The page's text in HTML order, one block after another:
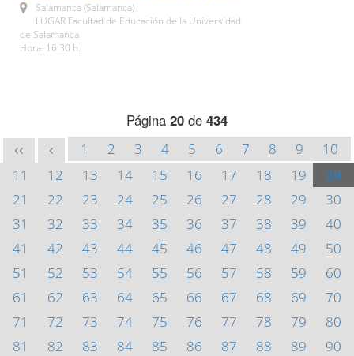
Salamanca (Salamanca)
LUGAR Facultad de Educación de la Universidad
de Salamanca
Hora: 16:30 h.
Página 20 de 434
<< < 1 2 3 4 5 6 7 8 9
10
11
12 13 14 15 16 17 18 19
20
21
22 23 24 25 26 27 28 29
30
31
32 33 34 35 36 37 38 39
40
41
42 43 44 45 46 47 48 49
50
51
52 53 54 55 56 57 58 59
60
61
62 63 64 65 66 67 68 69
70
71
72 73 74 75 76 77 78 79
80
81
82 83 84 85 86 87 88 89
90